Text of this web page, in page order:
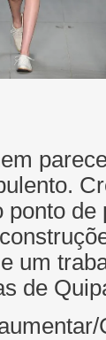
de
um
de